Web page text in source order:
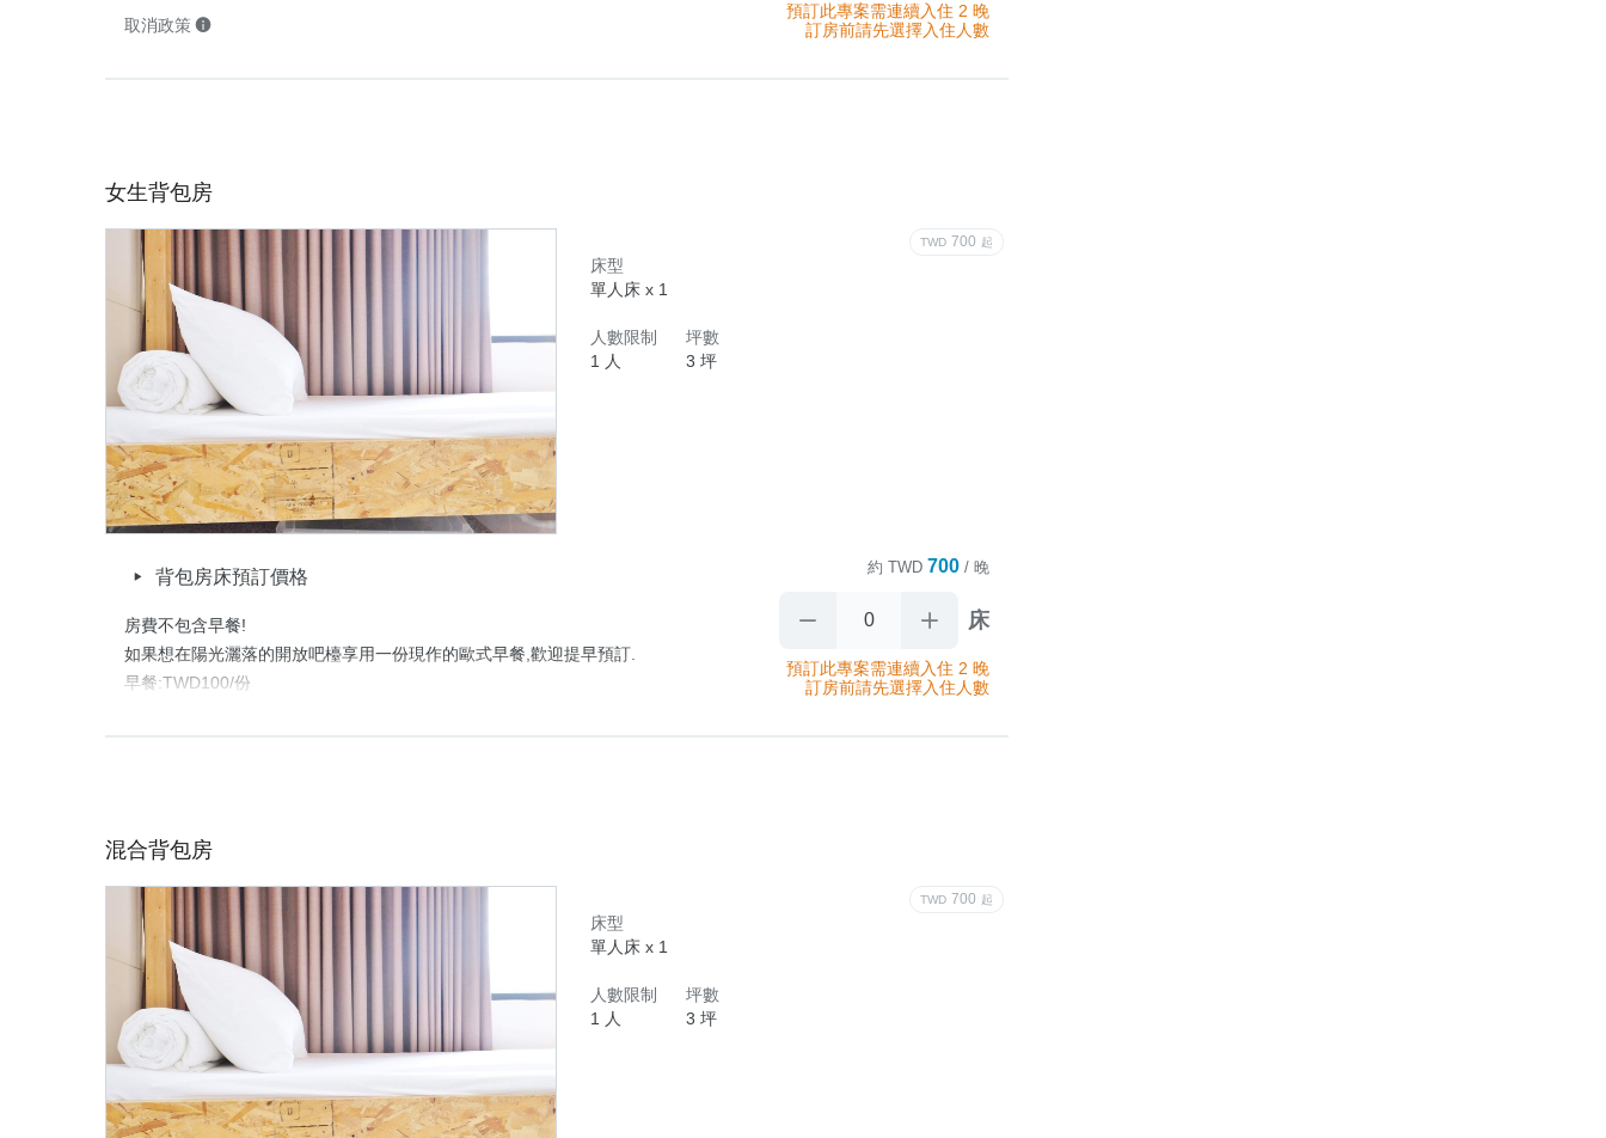
取消政策
預訂此專案需連續入住 2 晚
訂房前請先選擇入住人數
女生背包房
TWD 700 起
床型
單人床 x 1
人數限制
1 人
坪數
3 坪
背包房床預訂價格
房費不包含早餐!
如果想在陽光灑落的開放吧檯享用一份現作的歐式早餐,歡迎提早預訂.
早餐:TWD100/份
我們全面翻新水電與衛浴空間,採用訂製實木床組與高等級記憶床墊,
床架穩固同時保有美感,給您舒適好眠。
我們提供以下公共區域與設備：
免費WIFI/開放廚房(可以簡單烹煮)/庭院/戶外吸菸區/沙發閱讀區/
頂樓陽台(休閒與晾衣處)/交誼用餐區/遊戲交誼廳/RO飲水機/洗衣機
(TWD$30)免費洗衣粉
取消政策
約 TWD 700 / 晚
床
預訂此專案需連續入住 2 晚
訂房前請先選擇入住人數
混合背包房
TWD 700 起
床型
單人床 x 1
人數限制
1 人
坪數
3 坪